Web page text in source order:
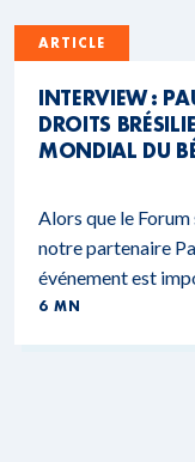
ARTICLE
INTERVIEW :
DROITS
MONDIAL DU
Alors que le
notre partenaire
événement est
6 MN